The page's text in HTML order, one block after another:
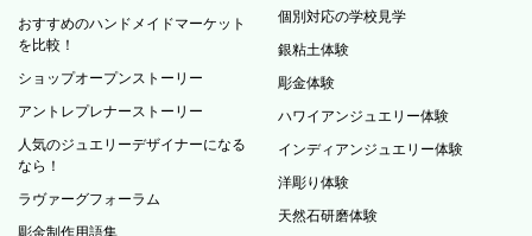
おすすめのハンドメイドマーケット
を比較！
ショップオープンストーリー
アントレプレナーストーリー
人気のジュエリーデザイナーになる
なら！
ラヴァーグフォーラム
彫金制作用語集
個別対応の学校見学
銀粘土体験
彫金体験
ハワイアンジュエリー体験
インディアンジュエリー体験
洋彫り体験
天然石研磨体験